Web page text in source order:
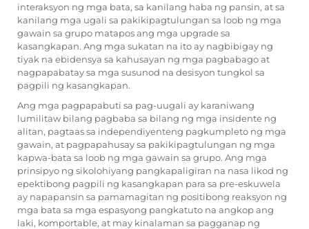
interaksyon ng mga bata, sa kanilang haba ng pansin, at sa
kanilang mga ugali sa pakikipagtulungan sa loob ng mga
gawain sa grupo matapos ang mga upgrade sa
kasangkapan. Ang mga sukatan na ito ay nagbibigay ng
tiyak na ebidensya sa kahusayan ng mga pagbabago at
nagpapabatay sa mga susunod na desisyon tungkol sa
pagpili ng kasangkapan.
Ang mga pagpapabuti sa pag-uugali ay karaniwang
lumilitaw bilang pagbaba sa bilang ng mga insidente ng
alitan, pagtaas sa independiyenteng pagkumpleto ng mga
gawain, at pagpapahusay sa pakikipagtulungan ng mga
kapwa-bata sa loob ng mga gawain sa grupo. Ang mga
prinsipyo ng sikolohiyang pangkapaligiran na nasa likod ng
epektibong pagpili ng kasangkapan para sa pre-eskuwela
ay napapansin sa pamamagitan ng positibong reaksyon ng
mga bata sa mga espasyong pangkatuto na angkop ang
laki, komportable, at may kinalaman sa pagganap ng